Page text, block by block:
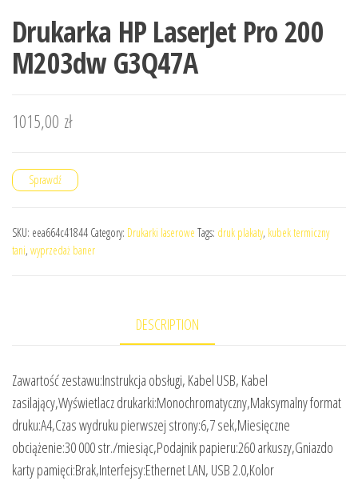
Drukarka HP LaserJet Pro 200
M203dw G3Q47A
1015,00 zł
Sprawdź
SKU: eea664c41844 Category: Drukarki laserowe Tags: druk plakaty, kubek termiczny
tani, wyprzedaż baner
DESCRIPTION
Zawartość zestawu:Instrukcja obsługi, Kabel USB, Kabel
zasilający,Wyświetlacz drukarki:Monochromatyczny,Maksymalny format
druku:A4,Czas wydruku pierwszej strony:6,7 sek,Miesięczne
obciążenie:30 000 str./miesiąc,Podajnik papieru:260 arkuszy,Gniazdo
karty pamięci:Brak,Interfejsy:Ethernet LAN, USB 2.0,Kolor